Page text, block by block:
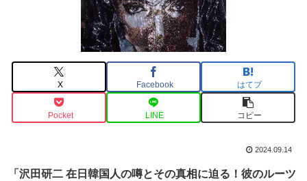
X Facebook はてブ
Pocket LINE コピー
2024.09.14
「沢田研二 在日韓国人の噂とその真相に迫る！彼のルーツ